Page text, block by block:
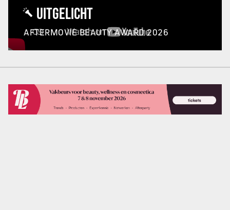
UITGELICHT
AFTERMOVIE BEAUTY AWARD 2026